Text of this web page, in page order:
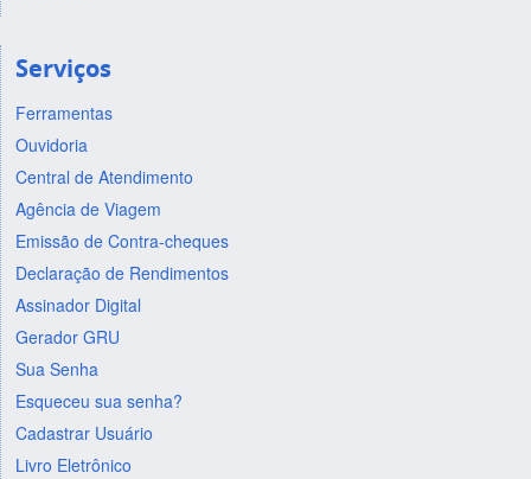
Serviços
Ferramentas
Ouvidoria
Central de Atendimento
Agência de Viagem
Emissão de Contra-cheques
Declaração de Rendimentos
Assinador Digital
Gerador GRU
Sua Senha
Esqueceu sua senha?
Cadastrar Usuário
Livro Eletrônico